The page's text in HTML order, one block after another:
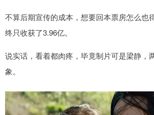
不算后期宣传的成本，想要回本票房怎么也
终只收获了3.96亿。
说实话，看着都肉疼，毕竟制片可是梁静，
象。